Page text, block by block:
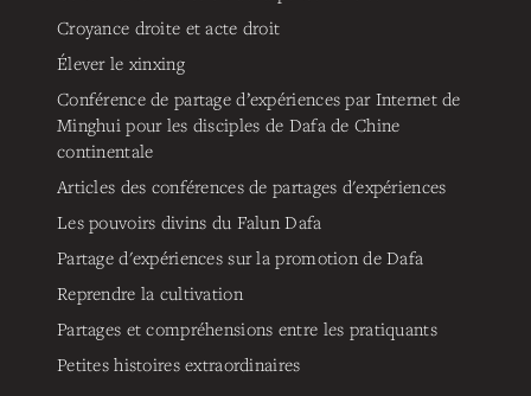
Croyance droite et acte droit
Élever le xinxing
Conférence de partage d’expériences par Internet de
Minghui pour les disciples de Dafa de Chine
continentale
Articles des conférences de partages d'expériences
Les pouvoirs divins du Falun Dafa
Partage d'expériences sur la promotion de Dafa
Reprendre la cultivation
Partages et compréhensions entre les pratiquants
Petites histoires extraordinaires